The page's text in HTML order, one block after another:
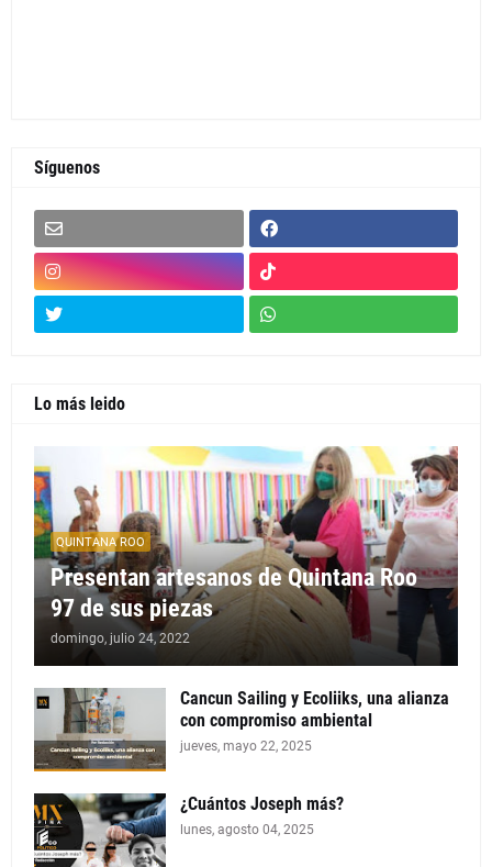
Síguenos
Lo más leido
QUINTANA ROO
Presentan artesanos de Quintana Roo
97 de sus piezas
domingo, julio 24, 2022
Cancun Sailing y Ecoliiks, una alianza
con compromiso ambiental
jueves, mayo 22, 2025
¿Cuántos Joseph más?
lunes, agosto 04, 2025